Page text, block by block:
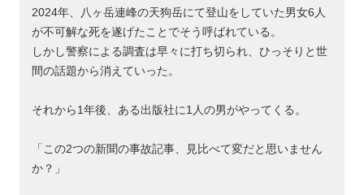
2024年、八ヶ岳連峰の天狗岳にて登山をしていた男女6人
が不可解な死を遂げたことでそう呼ばれている。
しかし警察による調査は早々に打ち切られ、ひっそりと世
間の話題から消えていった。
それから1年後、ある出版社に1人の男がやってくる。
「この2つの新聞の事故記事、見比べて変だと思いません
か？」